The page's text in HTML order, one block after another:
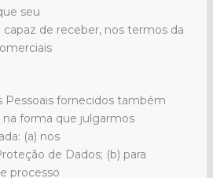
seu
capaz de receber, nos termos da
Pessoais fornecidos também
forma que julgarmos
(a) nos
de Dados; (b) para
processo